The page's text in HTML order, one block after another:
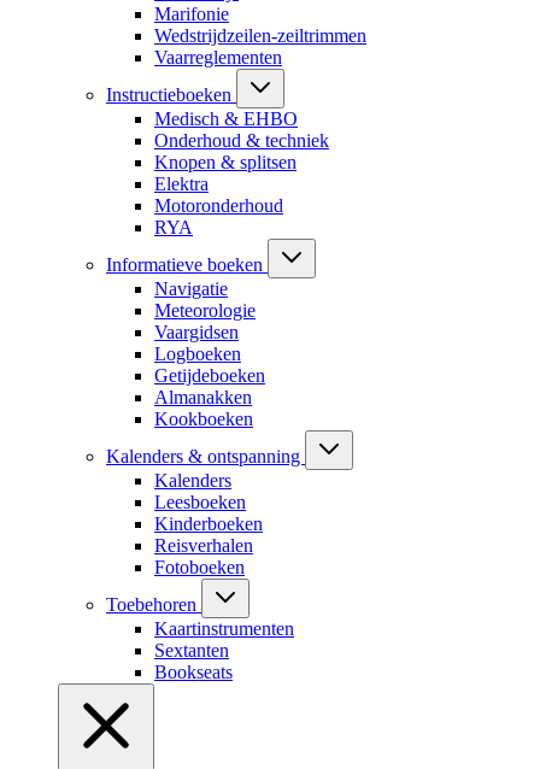
Marifonie
Wedstrijdzeilen-zeiltrimmen
Vaarreglementen
Instructieboeken
Medisch & EHBO
Onderhoud & techniek
Knopen & splitsen
Elektra
Motoronderhoud
RYA
Informatieve boeken
Navigatie
Meteorologie
Vaargidsen
Logboeken
Getijdeboeken
Almanakken
Kookboeken
Kalenders & ontspanning
Kalenders
Leesboeken
Kinderboeken
Reisverhalen
Fotoboeken
Toebehoren
Kaartinstrumenten
Sextanten
Bookseats